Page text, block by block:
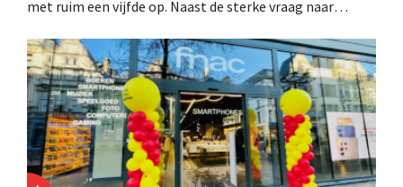
met ruim een vijfde op. Naast de sterke vraag naar
en de marktplaats bij aan de groei.